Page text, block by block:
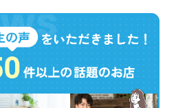
いました。